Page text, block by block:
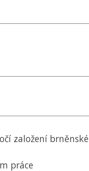
založení brněnské
práce